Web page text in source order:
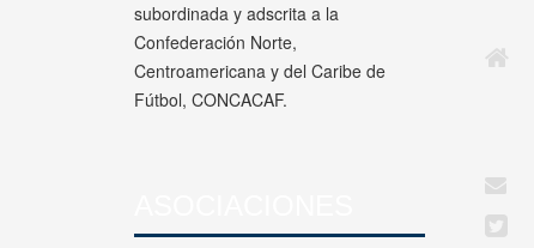
subordinada y adscrita a la
Confederación Norte,
Centroamericana y del Caribe de
Fútbol, CONCACAF.